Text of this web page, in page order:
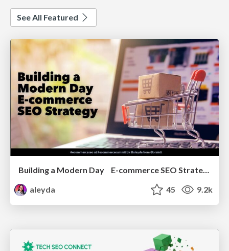
See All Featured
Building a Modern Day E-commerce SEO Strategy
aleyda
45 9.2k